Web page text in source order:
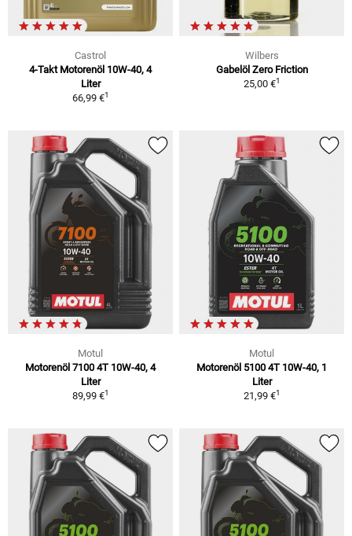
Castrol
4-Takt Motorenöl 10W-40, 4
Liter
66,99 €1
Wilbers
Gabelöl Zero Friction
25,00 €1
Motul
Motorenöl 7100 4T 10W-40, 4
Liter
89,99 €1
Motul
Motorenöl 5100 4T 10W-40, 1
Liter
21,99 €1